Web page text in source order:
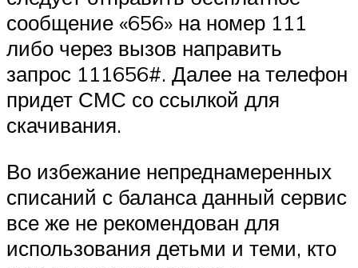
сообщение «656» на номер 111
либо через вызов направить
запрос 111656#. Далее на телефон
придет СМС со ссылкой для
скачивания.
Во избежание непреднамеренных
списаний с баланса данный сервис
все же не рекомендован для
использования детьми и теми, кто